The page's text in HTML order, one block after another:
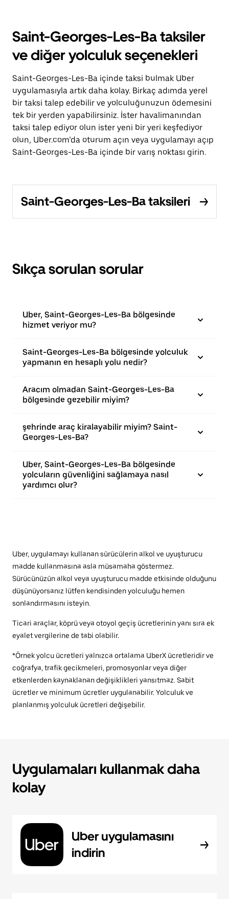
Saint-Georges-Les-Ba taksiler
ve diğer yolculuk seçenekleri
Saint-Georges-Les-Ba içinde taksi bulmak Uber
uygulamasıyla artık daha kolay. Birkaç adımda yerel
bir taksi talep edebilir ve yolculuğunuzun ödemesini
tek bir yerden yapabilirsiniz. İster havalimanından
taksi talep ediyor olun ister yeni bir yeri keşfediyor
olun, Uber.com’da oturum açın veya uygulamayı açıp
Saint-Georges-Les-Ba içinde bir varış noktası girin.
Saint-Georges-Les-Ba taksileri
Sıkça sorulan sorular
Uber, Saint-Georges-Les-Ba bölgesinde
hizmet veriyor mu?
Saint-Georges-Les-Ba bölgesinde yolculuk
yapmanın en hesaplı yolu nedir?
Aracım olmadan Saint-Georges-Les-Ba
bölgesinde gezebilir miyim?
şehrinde araç kiralayabilir miyim? Saint-
Georges-Les-Ba?
Uber, Saint-Georges-Les-Ba bölgesinde
yolcuların güvenliğini sağlamaya nasıl
yardımcı olur?
Uber, uygulamayı kullanan sürücülerin alkol ve uyuşturucu
madde kullanmasına asla müsamaha göstermez.
Sürücünüzün alkol veya uyuşturucu madde etkisinde olduğunu
düşünüyorsanız lütfen kendisinden yolculuğu hemen
sonlandırmasını isteyin.
Ticari araçlar, köprü veya otoyol geçiş ücretlerinin yanı sıra ek
eyalet vergilerine de tabi olabilir.
*Örnek yolcu ücretleri yalnızca ortalama UberX ücretleridir ve
coğrafya, trafik gecikmeleri, promosyonlar veya diğer
etkenlerden kaynaklanan değişiklikleri yansıtmaz. Sabit
ücretler ve minimum ücretler uygulanabilir. Yolculuk ve
planlanmış yolculuk ücretleri değişebilir.
Uygulamaları kullanmak daha
kolay
Uber uygulamasını
indirin